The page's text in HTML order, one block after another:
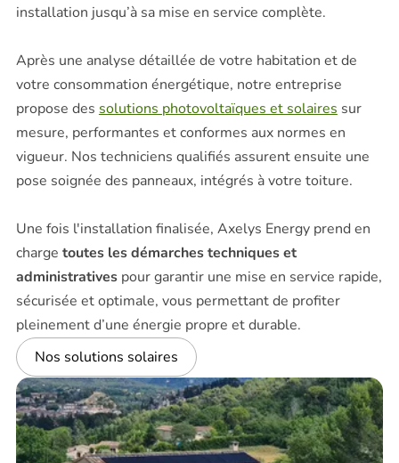
installation jusqu’à sa mise en service complète.
Après une analyse détaillée de votre habitation et de
votre consommation énergétique, notre entreprise
propose des solutions photovoltaïques et solaires sur
mesure, performantes et conformes aux normes en
vigueur. Nos techniciens qualifiés assurent ensuite une
pose soignée des panneaux, intégrés à votre toiture.
Une fois l'installation finalisée, Axelys Energy prend en
charge toutes les démarches techniques et
administratives pour garantir une mise en service rapide,
sécurisée et optimale, vous permettant de profiter
pleinement d’une énergie propre et durable.
Nos solutions solaires